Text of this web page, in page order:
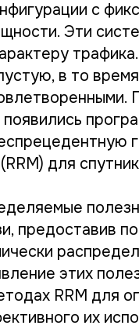
с
Эти
в то
появились
для
предоставив
этих
RRM для
их